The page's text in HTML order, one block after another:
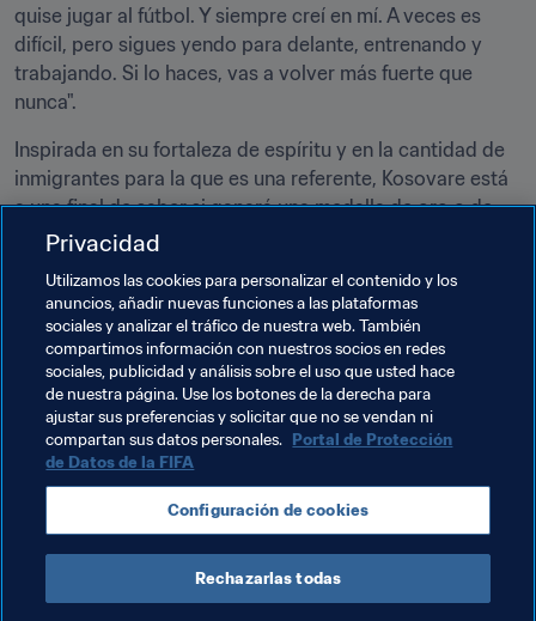
quise jugar al fútbol. Y siempre creí en mí. A veces es
difícil, pero sigues yendo para delante, entrenando y
trabajando. Si lo haces, vas a volver más fuerte que
nunca".
Inspirada en su fortaleza de espíritu y en la cantidad de
inmigrantes para la que es una referente, Kosovare está
a una final de saber si ganará una medalla de oro o de
plata. Nada quiere más que imitar a Majlinda Kelmendi,
de la historia de Kosovo en la categoría de 52kg: "Ella
hizo sentir orgulloso a todo el país y yo espero hacer lo
mismo".
Temas relacionados
Competiciones Alemania Alemania
Sweden UEFA
Privacidad
Utilizamos las cookies para personalizar el contenido y los
anuncios, añadir nuevas funciones a las plataformas
sociales y analizar el tráfico de nuestra web. También
compartimos información con nuestros socios en redes
sociales, publicidad y análisis sobre el uso que usted hace
de nuestra página. Use los botones de la derecha para
ajustar sus preferencias y solicitar que no se vendan ni
compartan sus datos personales. Portal de Protección
de Datos de la FIFA
Configuración de cookies
Rechazarlas todas